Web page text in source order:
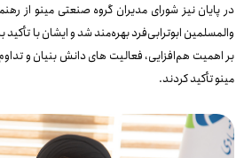
در پایان نیز شورای مدیران گروه صنعتی مینو از
والمسلمین ابوترابی‌فرد بهره‌مند شد و ایشان با
بر اهمیت هم‌افزایی، فعالیت های دانش بنیان و
مینو تأکید کردند.